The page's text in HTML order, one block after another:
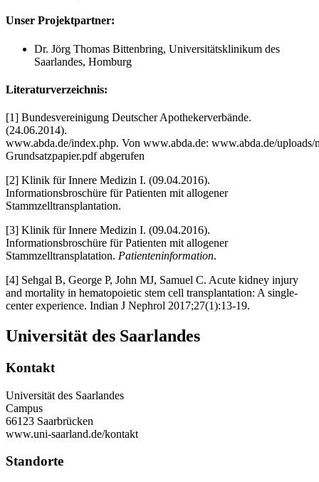
Unser Projektpartner:
Dr. Jörg Thomas Bittenbring, Universitätsklinikum des
Saarlandes, Homburg
Literaturverzeichnis:
[1] Bundesvereinigung Deutscher Apothekerverbände.
(24.06.2014).
www.abda.de/index.php. Von www.abda.de: www.abda.de/uploads/
Grundsatzpapier.pdf abgerufen
[2] Klinik für Innere Medizin I. (09.04.2016).
Informationsbroschüre für Patienten mit allogener
Stammzelltransplantation.
[3] Klinik für Innere Medizin I. (09.04.2016).
Informationsbroschüre für Patienten mit allogener
Stammzelltransplatation. Patienteninformation.
[4] Sehgal B, George P, John MJ, Samuel C. Acute kidney injury
and mortality in hematopoietic stem cell transplantation: A single-
center experience. Indian J Nephrol 2017;27(1):13-19.
Universität des Saarlandes
Kontakt
Universität des Saarlandes
Campus
66123 Saarbrücken
www.uni-saarland.de/kontakt
Standorte